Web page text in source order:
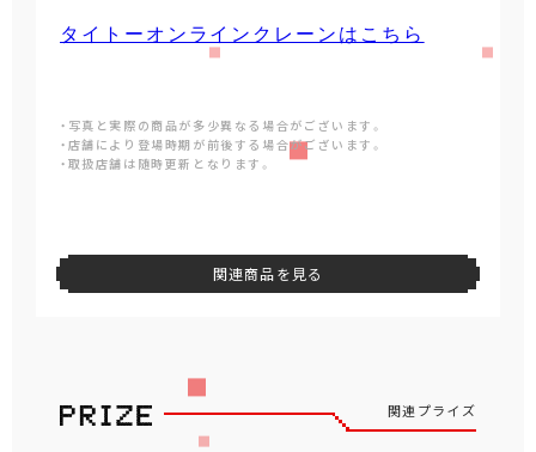
タイトーオンラインクレーンはこちら
・写真と実際の商品が多少異なる場合がございます。
・店舗により登場時期が前後する場合がございます。
・取扱店舗は随時更新となります。
関連商品を見る
関連プライズ